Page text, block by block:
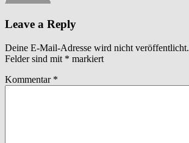
Leave a Reply
Deine E-Mail-Adresse wird nicht veröffentlicht.
Felder sind mit * markiert
Kommentar *